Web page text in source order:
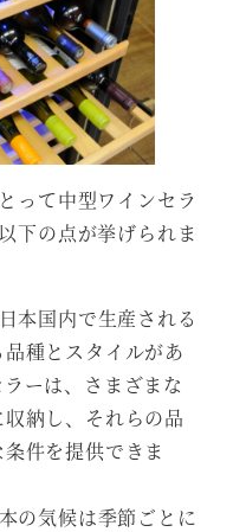
って中型ワインセラ
下の点が挙げられま
本国内で生産される
種とスタイルがあ
ーは、さまざまな
納し、それらの品
件を提供できま
の気候は季節ごとに